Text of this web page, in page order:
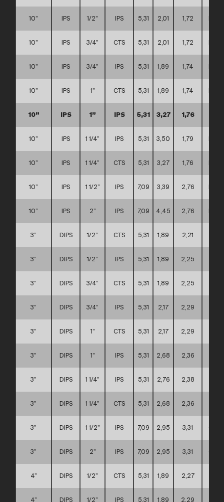
10” IPS 1/2” IPS 5,31 2,01 1,72
10” IPS 3/4” CTS 5,31 2,01 1,72
10” IPS 3/4” IPS 5,31 1,89 1,74
10” IPS 1” CTS 5,31 1,89 1,74
10” IPS 1” IPS 5,31 3,27 1,76
10” IPS 1 1/4” IPS 5,31 3,50 1,79
10” IPS 1 1/4” CTS 5,31 3,27 1,76
10” IPS 1 1/2” IPS 7,09 3,39 2,76
10” IPS 2” IPS 7,09 4,45 2,76
3” DIPS 1/2” CTS 5,31 1,89 2,21
3” DIPS 1/2” IPS 5,31 1,89 2,25
3” DIPS 3/4” CTS 5,31 1,89 2,25
3” DIPS 3/4” IPS 5,31 2,17 2,29
3” DIPS 1” CTS 5,31 2,17 2,29
3” DIPS 1” IPS 5,31 2,68 2,36
3” DIPS 1 1/4” IPS 5,31 2,76 2,38
3” DIPS 1 1/4” CTS 5,31 2,68 2,36
3” DIPS 1 1/2” IPS 7,09 2,95 3,31 C
3” DIPS 2” IPS 7,09 2,95 3,31
4” DIPS 1/2” CTS 5,31 1,89 2,27
4” DIPS 1/2” IPS 5,31 1,89 2,29